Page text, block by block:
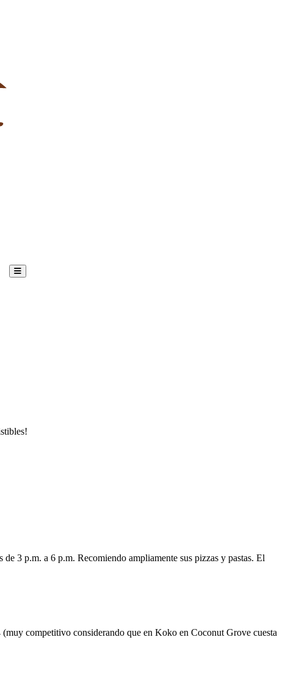
3 p.m. a 6 p.m. Recomiendo ampliamente sus pizzas y pastas. El
competitivo considerando que en Koko en Coconut Grove cuesta